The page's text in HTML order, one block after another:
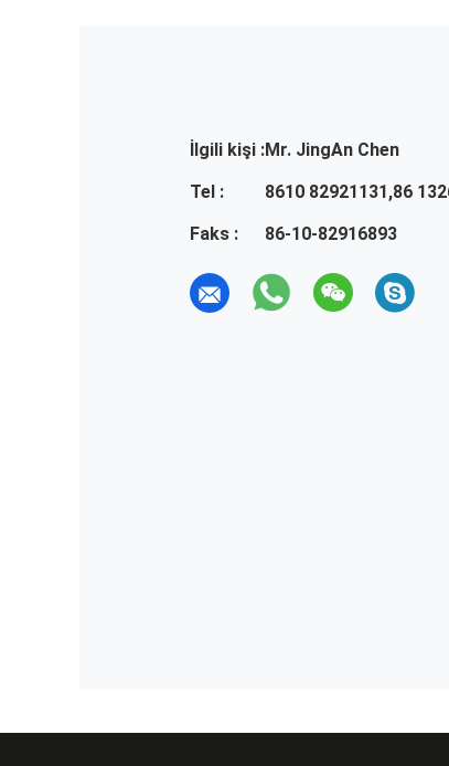
İlgili kişi :Mr. JingAn Chen
Tel :
8610 82921131,86
Faks :
86-10-82916893